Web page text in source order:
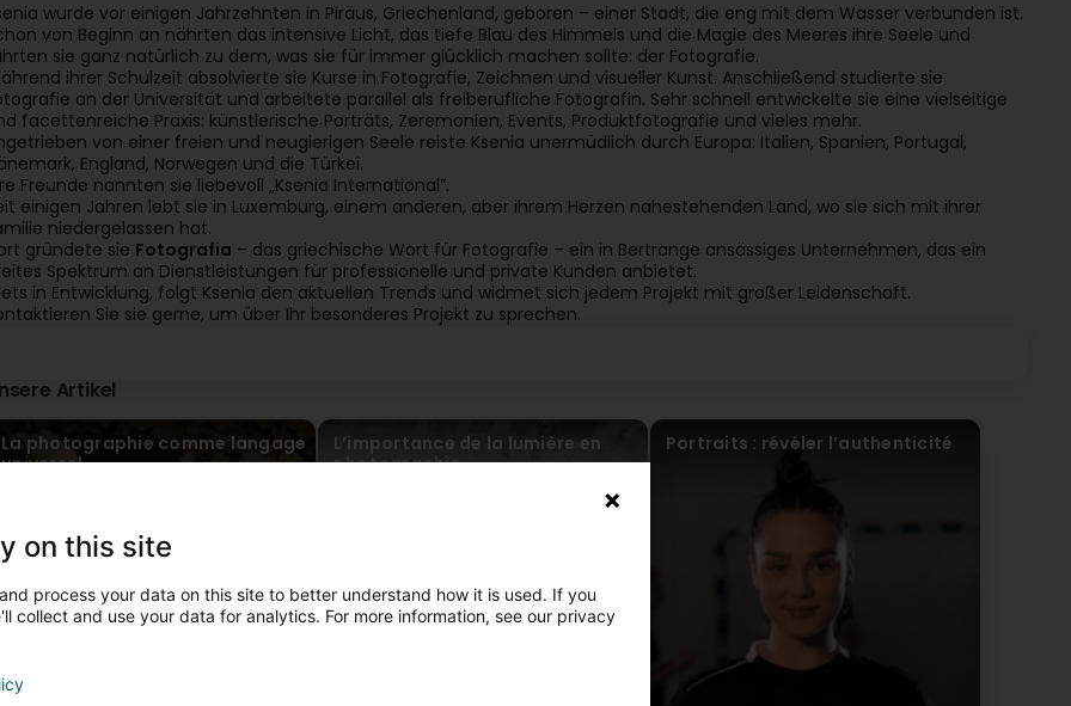
wurde vor einigen Jahrzehnten in Piräus, Griechenland, geboren – einer Stadt, die eng mit dem Wasser verbunden ist.
von Beginn an nährten das intensive Licht, das tiefe Blau des Himmels und die Magie des Meeres ihre Seele und
sie ganz natürlich zu dem, was sie für immer glücklich machen sollte: der Fotografie.
ihrer Schulzeit absolvierte sie Kurse in Fotografie, Zeichnen und visueller Kunst. Anschließend studierte sie
an der Universität und arbeitete parallel als freiberufliche Fotografin. Sehr schnell entwickelte sie eine vielseitige
facettenreiche Praxis: künstlerische Porträts, Zeremonien, Events, Produktfotografie und vieles mehr.
von einer freien und neugierigen Seele reiste Ksenia unermüdlich durch Europa: Italien, Spanien, Portugal,
England, Norwegen und die Türkei.
Freunde nannten sie liebevoll „Ksenia International“.
einigen Jahren lebt sie in Luxemburg, einem anderen, aber ihrem Herzen nahestehenden Land, wo sie sich mit ihrer
niedergelassen hat.
gründete sie Fotografia – das griechische Wort für Fotografie – ein in Bertrange ansässiges Unternehmen, das ein
Spektrum an Dienstleistungen für professionelle und private Kunden anbietet.
in Entwicklung, folgt Ksenia den aktuellen Trends und widmet sich jedem Projekt mit großer Leidenschaft.
Sie sie gerne, um über Ihr besonderes Projekt zu sprechen.
Artikel
La photographie comme langage
universel
L’importance de la lumière en
photographie
Portraits : révéler l’authenticité
on this site
process your data on this site to better understand how it is used. If you
collect and use your data for analytics. For more information, see our privacy